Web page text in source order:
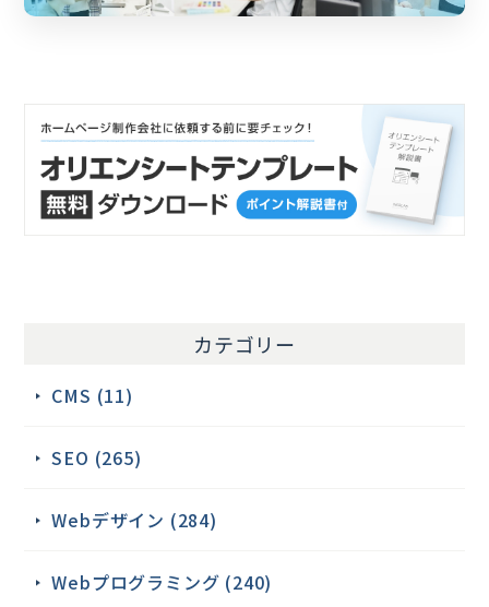
カテゴリー
CMS (11)
SEO (265)
Webデザイン (284)
Webプログラミング (240)